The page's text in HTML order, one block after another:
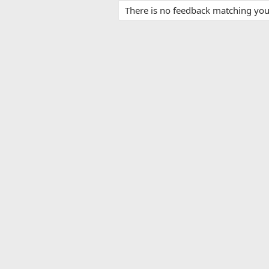
There is no feedback matching